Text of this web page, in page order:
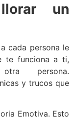
un
cada persona le
te funciona a ti,
persona.
y trucos que
Emotiva. Esto